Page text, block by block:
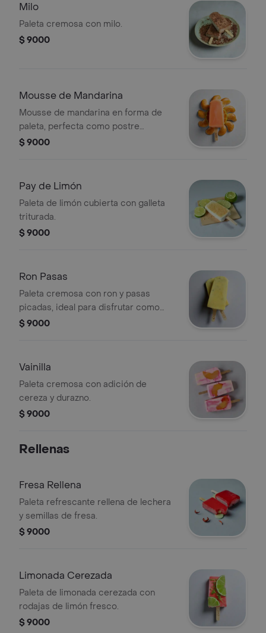
Milo
Paleta cremosa con milo.
$ 9000
Mousse de Mandarina
Mousse de mandarina en forma de
paleta, perfecta como postre
refrescante.
$ 9000
Pay de Limón
Paleta de limón cubierta con galleta
triturada.
$ 9000
Ron Pasas
Paleta cremosa con ron y pasas
picadas, ideal para disfrutar como
postre.
$ 9000
Vainilla
Paleta cremosa con adición de
cereza y durazno.
$ 9000
Rellenas
Fresa Rellena
Paleta refrescante rellena de lechera
y semillas de fresa.
$ 9000
Limonada Cerezada
Paleta de limonada cerezada con
rodajas de limón fresco.
$ 9000